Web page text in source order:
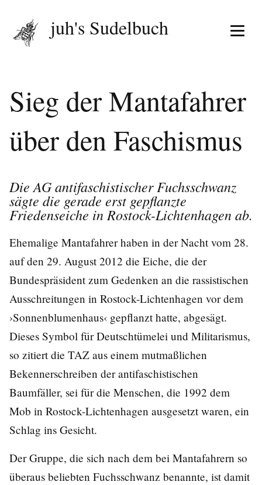
Menü
juh's Sudelbuch
Sieg der Mantafahrer
über den Faschismus
Die AG antifaschistischer Fuchsschwanz
sägte die gerade erst gepflanzte
Friedenseiche in Rostock-Lichtenhagen ab.
Ehemalige Mantafahrer haben in der Nacht vom 28.
auf den 29. August 2012 die Eiche, die der
Bundespräsident zum Gedenken an die rassistischen
Ausschreitungen in Rostock-Lichtenhagen vor dem
›Sonnenblumenhaus‹ gepflanzt hatte, abgesägt.
Dieses Symbol für Deutschtümelei und Militarismus,
so zitiert die TAZ aus einem mutmaßlichen
Bekennerschreiben der antifaschistischen
Baumfäller, sei für die Menschen, die 1992 dem
Mob in Rostock-Lichtenhagen ausgesetzt waren, ein
Schlag ins Gesicht.
Der Gruppe, die sich nach dem bei Mantafahrern so
überaus beliebten Fuchsschwanz benannte, ist damit